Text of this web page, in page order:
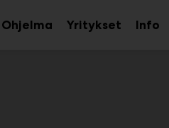
Ohjelma YrityksetAvaaInfo